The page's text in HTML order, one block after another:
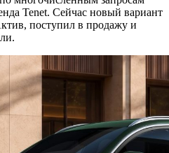
Tenet. Сейчас новый вариант
поступил в продажу и